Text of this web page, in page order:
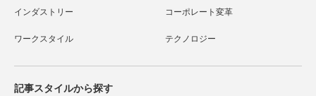
インダストリー コーポレート変革
ワークスタイル テクノロジー
記事スタイルから探す